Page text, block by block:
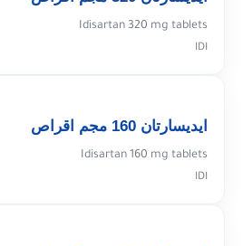
Idisartan 320 mg tablets
IDI
ايديسارتان 160 مجم اقراص
Idisartan 160 mg tablets
IDI